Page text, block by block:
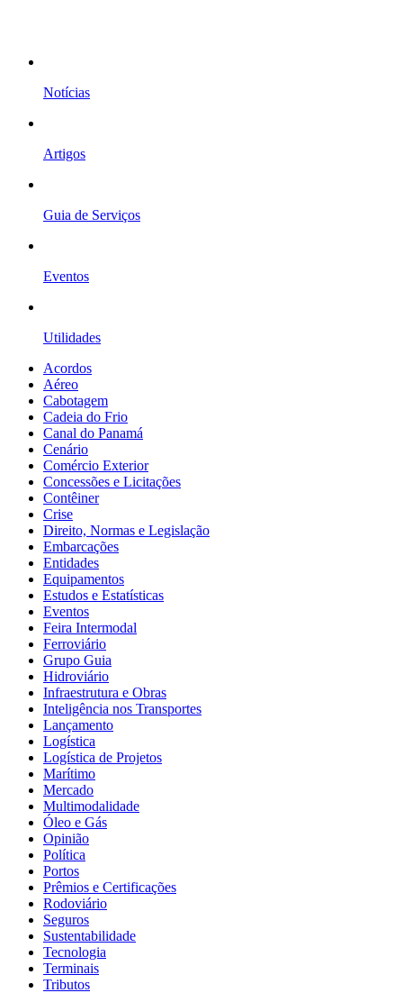
Notícias
Artigos
Guia de Serviços
Eventos
Utilidades
Acordos
Aéreo
Cabotagem
Cadeia do Frio
Canal do Panamá
Cenário
Comércio Exterior
Concessões e Licitações
Contêiner
Crise
Direito, Normas e Legislação
Embarcações
Entidades
Equipamentos
Estudos e Estatísticas
Eventos
Feira Intermodal
Ferroviário
Grupo Guia
Hidroviário
Infraestrutura e Obras
Inteligência nos Transportes
Lançamento
Logística
Logística de Projetos
Marítimo
Mercado
Multimodalidade
Óleo e Gás
Opinião
Política
Portos
Prêmios e Certificações
Rodoviário
Seguros
Sustentabilidade
Tecnologia
Terminais
Tributos